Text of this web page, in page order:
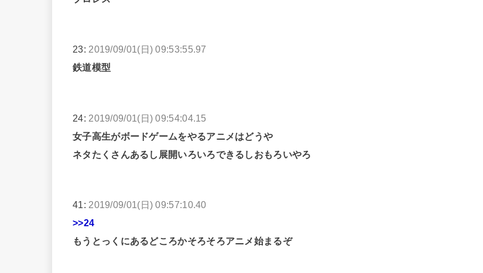
23: 2019/09/01(日) 09:53:55.97
鉄道模型
24: 2019/09/01(日) 09:54:04.15
女子高生がボードゲームをやるアニメはどうや
ネタたくさんあるし展開いろいろできるしおもろいやろ
41: 2019/09/01(日) 09:57:10.40
>>24
もうとっくにあるどころかそろそろアニメ始まるぞ